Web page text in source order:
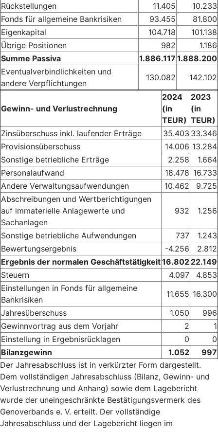
Rückstellungen
11.405
10.233
Fonds für allgemeine Bankrisiken
93.455
81.800
Eigenkapital
104.718
101.138
Übrige Positionen
982
1.186
Summe Passiva
1.886.117 1.888.200
Eventualverbindlichkeiten und
andere Verpflichtungen
130.082 142.102
Gewinn- und Verlustrechnung
2024
(in
TEUR)
2023
(in
TEUR)
Zinsüberschuss inkl. laufender Erträge
35.403 33.346
Provisionsüberschuss
14.006 13.284
Sonstige betriebliche Erträge
2.258
1.664
Personalaufwand
18.478 16.733
Andere Verwaltungsaufwendungen
10.462
9.725
Abschreibungen und Wertberichtigungen
auf immaterielle Anlagewerte und
Sachanlagen
932 1.256
Sonstige betriebliche Aufwendungen 737
1.243
Bewertungsergebnis
-4.256
2.812
Ergebnis der normalen Geschäftstätigkeit16.802 22.149
Steuern
4.097
4.853
Einstellungen in Fonds für allgemeine
Bankrisiken
11.655 16.300
Jahresüberschuss
1.050
996
Gewinnvortrag aus dem Vorjahr
2
1
Einstellung in Ergebnisrücklagen
0
0
Bilanzgewinn
1.052
997
Der Jahresabschluss ist in verkürzter Form dargestellt.
Dem vollständigen Jahresabschluss (Bilanz, Gewinn- und
Verlustrechnung und Anhang) sowie dem Lagebericht
wurde der uneingeschränkte Bestätigungsvermerk des
Genoverbands e. V. erteilt. Der vollständige
Jahresabschluss und der Lagebericht liegen im